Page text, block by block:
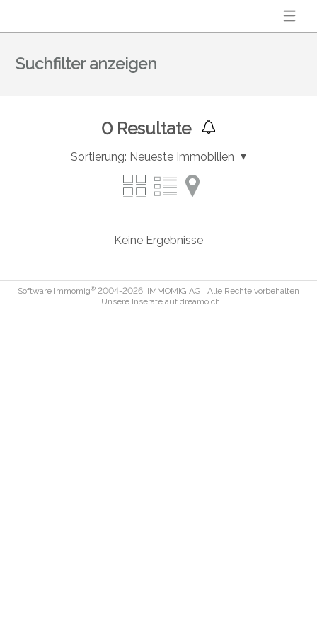
Suchfilter anzeigen
0Resultate
Sortierung: Neueste Immobilien
Keine Ergebnisse
Software Immomig® 2004-2026, IMMOMIG AG | Alle Rechte vorbehalten
| Unsere Inserate auf dreamo.ch